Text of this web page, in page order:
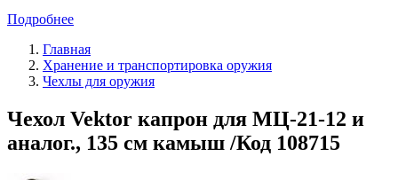
Подробнее
Главная
Хранение и транспортировка оружия
Чехлы для оружия
Чехол Vektor капрон для МЦ-21-12 и
аналог., 135 см камыш /Код 108715